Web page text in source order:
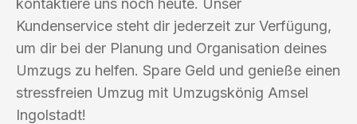
kontaktiere uns noch heute. Unser
Kundenservice steht dir jederzeit zur Verfügung,
um dir bei der Planung und Organisation deines
Umzugs zu helfen. Spare Geld und genieße einen
stressfreien Umzug mit Umzugskönig Amsel
Ingolstadt!